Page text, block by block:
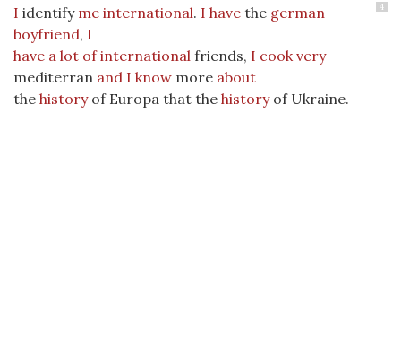
4
I identify me international. I have the german
boyfriend, I
have a lot of international friends, I cook very
mediterran and I know more about
the historyof Europa that the historyof Ukraine.